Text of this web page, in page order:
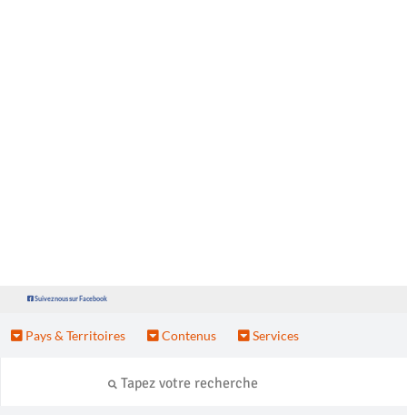
Suivez nous sur Facebook
Pays & Territoires Contenus Services